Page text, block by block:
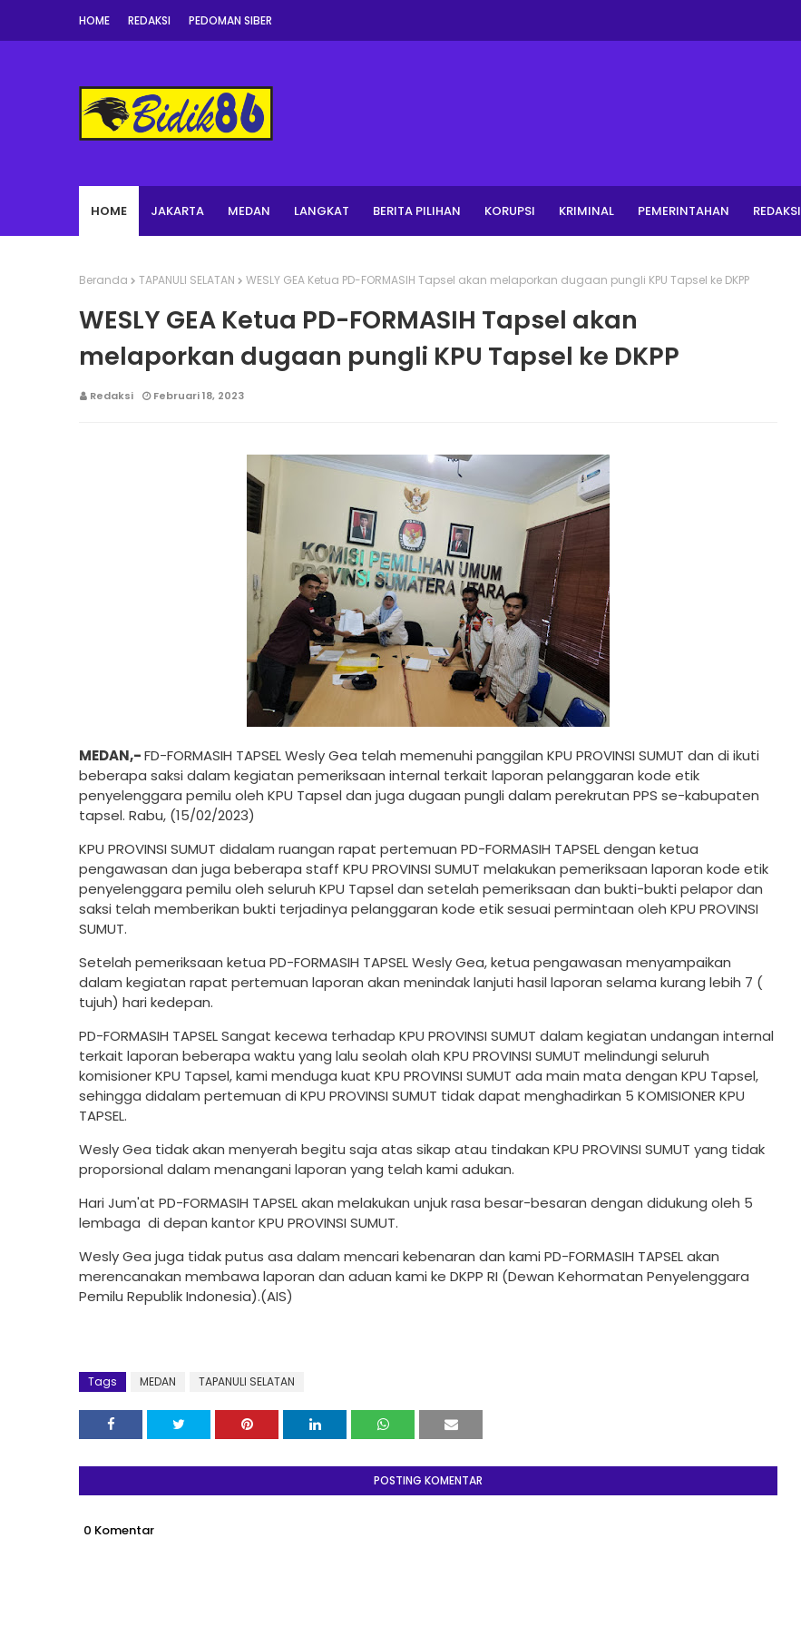
HOME REDAKSI PEDOMAN SIBER
HOME JAKARTA MEDAN LANGKAT BERITA PILIHAN KORUPSI KRIMINAL PEMERINTAHAN REDAKSI
Beranda TAPANULI SELATAN WESLY GEA Ketua PD-FORMASIH Tapsel akan melaporkan dugaan pungli KPU Tapsel ke DKPP
WESLY GEA Ketua PD-FORMASIH Tapsel akan
melaporkan dugaan pungli KPU Tapsel ke DKPP
Redaksi Februari 18, 2023
MEDAN,-FD-FORMASIH TAPSEL Wesly Gea telah memenuhi panggilan KPU PROVINSI SUMUT dan di ikuti
beberapa saksi dalam kegiatan pemeriksaan internal terkait laporan pelanggaran kode etik
penyelenggara pemilu oleh KPU Tapsel dan juga dugaan pungli dalam perekrutan PPS se-kabupaten
tapsel. Rabu, (15/02/2023)
KPU PROVINSI SUMUT didalam ruangan rapat pertemuan PD-FORMASIH TAPSEL dengan ketua
pengawasan dan juga beberapa staff KPU PROVINSI SUMUT melakukan pemeriksaan laporan kode etik
penyelenggara pemilu oleh seluruh KPU Tapsel dan setelah pemeriksaan dan bukti-bukti pelapor dan
saksi telah memberikan bukti terjadinya pelanggaran kode etik sesuai permintaan oleh KPU PROVINSI
SUMUT.
Setelah pemeriksaan ketua PD-FORMASIH TAPSEL Wesly Gea, ketua pengawasan menyampaikan
dalam kegiatan rapat pertemuan laporan akan menindak lanjuti hasil laporan selama kurang lebih 7 (
tujuh) hari kedepan.
PD-FORMASIH TAPSEL Sangat kecewa terhadap KPU PROVINSI SUMUT dalam kegiatan undangan internal
terkait laporan beberapa waktu yang lalu seolah olah KPU PROVINSI SUMUT melindungi seluruh
komisioner KPU Tapsel, kami menduga kuat KPU PROVINSI SUMUT ada main mata dengan KPU Tapsel,
sehingga didalam pertemuan di KPU PROVINSI SUMUT tidak dapat menghadirkan 5 KOMISIONER KPU
TAPSEL.
Wesly Gea tidak akan menyerah begitu saja atas sikap atau tindakan KPU PROVINSI SUMUT yang tidak
proporsional dalam menangani laporan yang telah kami adukan.
Hari Jum'at PD-FORMASIH TAPSEL akan melakukan unjuk rasa besar-besaran dengan didukung oleh 5
lembaga di depan kantor KPU PROVINSI SUMUT.
Wesly Gea juga tidak putus asa dalam mencari kebenaran dan kami PD-FORMASIH TAPSEL akan
merencanakan membawa laporan dan aduan kami ke DKPP RI (Dewan Kehormatan Penyelenggara
Pemilu Republik Indonesia).(AIS)
Tags MEDAN TAPANULI SELATAN
POSTING KOMENTAR
0 Komentar